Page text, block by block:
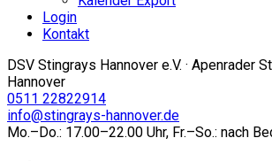
Login
Kontakt
DSV Stingrays Hannover e.V. · Apenrader
Hannover
0511 22822914
info@stingrays-hannover.de
Mo.–Do.: 17.00–22.00 Uhr, Fr.–So.: nach